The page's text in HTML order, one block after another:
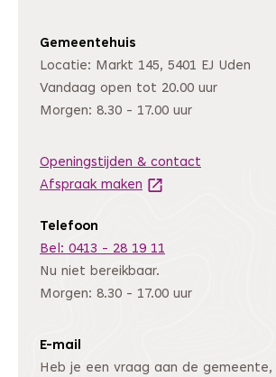
Gemeentehuis
Locatie: Markt 145, 5401 EJ Uden
Vandaag open tot 20.00 uur
Morgen: 8.30 - 17.00 uur
Openingstijden & contact
Afspraak maken (Deze link gaat
Telefoon
Bel: 0413 - 28 19 11
Nu niet bereikbaar.
Morgen: 8.30 - 17.00 uur
E-mail
Heb je een vraag aan de gemeente,